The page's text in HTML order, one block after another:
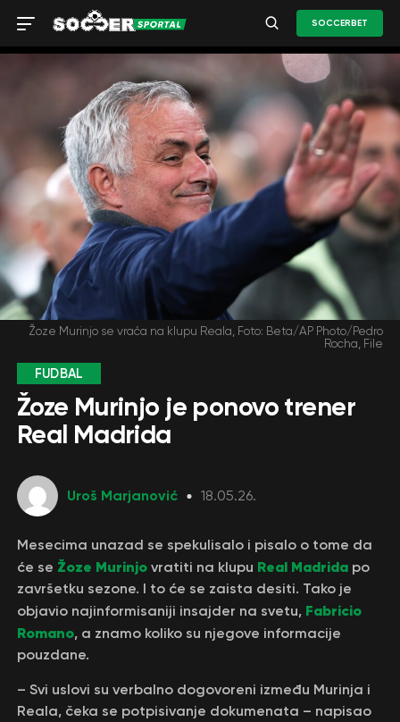
SOCCERBET
Žoze Murinjo se vraća na klupu Reala, Foto: Beta/AP Photo/Pedro
Rocha, File
FUDBAL
Žoze Murinjo je ponovo trener
Real Madrida
Uroš Marjanović 18.05.26.
Mesecima unazad se spekulisalo i pisalo o tome da
će se Žoze Murinjovratiti na klupu Real Madridapo
završetku sezone. I to će se zaista desiti. Tako je
objavio najinformisaniji insajder na svetu, Fabricio
Romano, a znamo koliko su njegove informacije
pouzdane.
– Svi uslovi su verbalno dogovoreni između Murinja i
Reala, čeka se potpisivanje dokumenata – napisao